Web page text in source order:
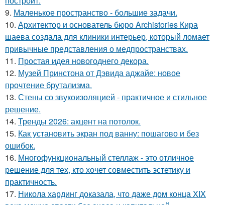
9. Маленькое пространство - большие задачи.
10. Архитектор и основатель бюро Archistories Кира
шаева создала для клиники интерьер, который ломает
привычные представления о медпространствах.
11. Простая идея новогоднего декора.
12. Музей Принстона от Дэвида аджайе: новое
прочтение брутализма.
13. Стены со звукоизоляцией - практичное и стильное
решение.
14. Тренды 2026: акцент на потолок.
15. Как установить экран под ванну: пошагово и без
ошибок.
16. Многофункциональный стеллаж - это отличное
решение для тех, кто хочет совместить эстетику и
практичность.
17. Никола хардинг доказала, что даже дом конца XIX